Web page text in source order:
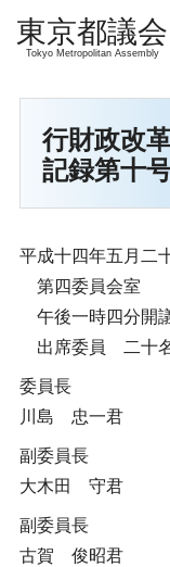
Tokyo Metropolitan Assembly
行財政改
記録第十
平成十四年五月二
第四委員会室
午後一時四分開
出席委員 二十
委員長
川島 忠一君
副委員長
大木田 守君
副委員長
古賀 俊昭君